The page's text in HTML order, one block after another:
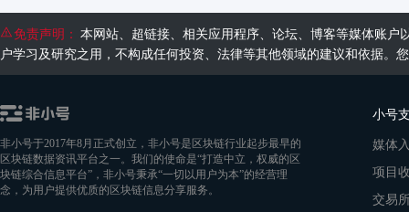
免责声明： 本网站、超链接、相关应用程序、论坛、博客等媒体账
户学习及研究之用，不构成任何投资、法律等其他领域的建议和依据
非小号于2017年8月正式创立，非小号是区块链行业起步最早的
区块链数据资讯平台之一。我们的使命是“打造中立，权威的区
块链综合信息平台”，非小号秉承“一切以用户为本”的经营理
念，为用户提供优质的区块链信息分享服务。
小号
媒体
项目
交易